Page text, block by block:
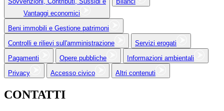
Vantaggi economici
Beni immobili e Gestione patrimoni
Controlli e rilievi sull'amministrazione
Servizi erogati
Pagamenti
Opere pubbliche
Informazioni ambientali
Privacy
Accesso civico Altri contenuti
CONTATTI